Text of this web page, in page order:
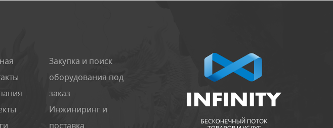
Закупка и поиск
оборудования под
заказ
Инжиниринг и
поставка